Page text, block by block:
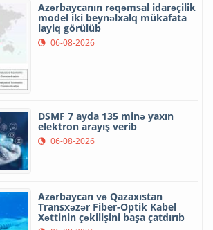
Azərbaycanın rəqəmsal idarəçilik
model iki beynəlxalq mükafata
layiq görülüb
06-08-2026
DSMF 7 ayda 135 minə yaxın
elektron arayış verib
06-08-2026
Azərbaycan və Qazaxıstan
Transxəzər Fiber-Optik Kabel
Xəttinin çəkilişini başa çatdırıb